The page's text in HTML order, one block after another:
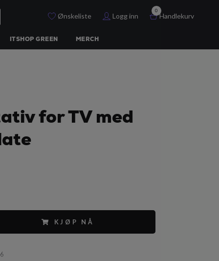
Ønskeliste Logg inn
0
Handlekurv
ITSHOP GREEN MERCH
for TV med
KJØP NÅ